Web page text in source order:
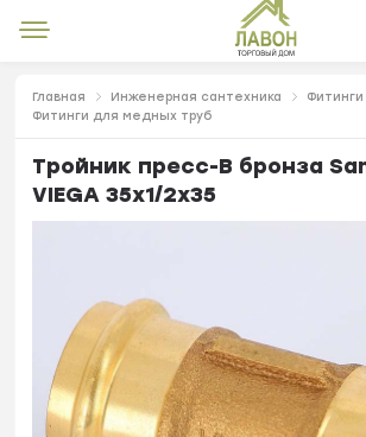
Главная Инженерная сантехника
Фитинги для медных труб
Тройник пресс-В бронза
VIEGA 35х1/2х35